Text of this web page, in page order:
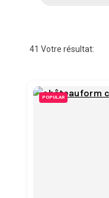
41 Votre résultat:
POPULAR